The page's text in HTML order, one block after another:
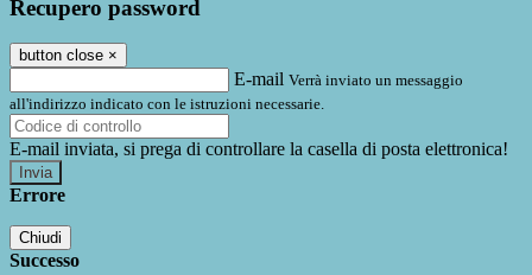
Recupero password
button close ×
E-mail Verrà inviato un messaggio
all'indirizzo indicato con le istruzioni necessarie.
E-mail inviata, si prega di controllare la casella di posta elettronica!
Errore
Chiudi
Successo